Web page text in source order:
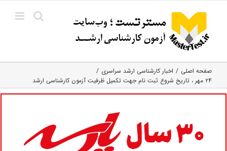
content
صفحه اصلی
اخبار کارشناسی ارشد سراسری
۲۴ مهر ، تاریخ شروع ثبت نام جهت تکمیل ظرفیت آزمون کارشناسی ارشد